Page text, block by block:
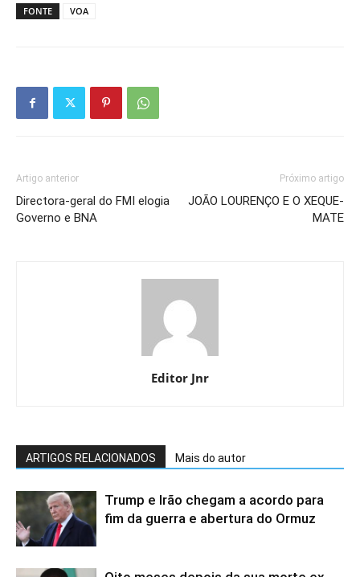
FONTE VOA
Artigo anterior
Directora-geral do FMI elogia
Governo e BNA
Próximo artigo
JOÃO LOURENÇO E O XEQUE-
MATE
Editor Jnr
ARTIGOS RELACIONADOS Mais do autor
Trump e Irão chegam a acordo para
fim da guerra e abertura do Ormuz